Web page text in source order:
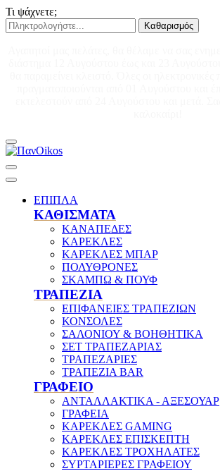
Τι ψάχνετε;
Καθαρισμός
ΕΠΙΠΛΑ
ΚΑΘΙΣΜΑΤΑ
ΚΑΝΑΠΕΔΕΣ
ΚΑΡΕΚΛΕΣ
ΚΑΡΕΚΛΕΣ ΜΠΑΡ
ΠΟΛΥΘΡΟΝΕΣ
ΣΚΑΜΠΩ & ΠΟΥΦ
ΤΡΑΠΕΖΙΑ
ΕΠΙΦΑΝΕΙΕΣ ΤΡΑΠΕΖΙΩΝ
ΚΟΝΣΟΛΕΣ
ΣΑΛΟΝΙΟΥ & ΒΟΗΘΗΤΙΚΑ
ΣΕΤ ΤΡΑΠΕΖΑΡΙΑΣ
ΤΡΑΠΕΖΑΡΙΕΣ
ΤΡΑΠΕΖΙΑ BAR
ΓΡΑΦΕΙΟ
ΑΝΤΑΛΛΑΚΤΙΚΑ - ΑΞΕΣΟΥΑΡ
ΓΡΑΦΕΙΑ
ΚΑΡΕΚΛΕΣ GAMING
ΚΑΡΕΚΛΕΣ ΕΠΙΣΚΕΠΤΗ
ΚΑΡΕΚΛΕΣ ΤΡΟΧΗΛΑΤΕΣ
ΣΥΡΤΑΡΙΕΡΕΣ ΓΡΑΦΕΙΟΥ